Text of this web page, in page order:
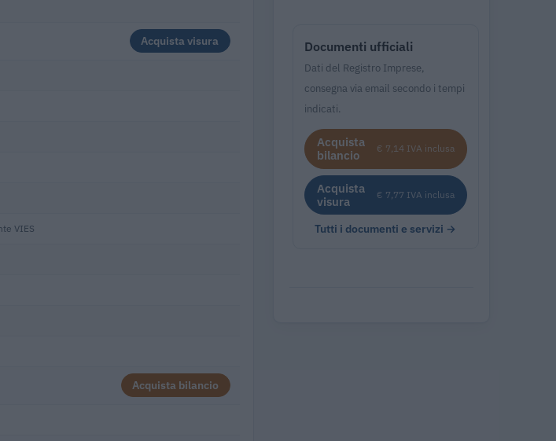
Acquista visura
VIES
Acquista bilancio
Documenti ufficiali
Dati del Registro Imprese,
consegna via email secondo i tempi
indicati.
Acquista
bilancio
€ 7,14 IVA inclusa
Acquista
visura
€ 7,77 IVA inclusa
Tutti i documenti e servizi →